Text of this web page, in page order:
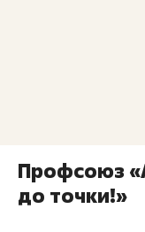
Профсоюз
до точки!»